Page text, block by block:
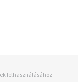
felhasználásához